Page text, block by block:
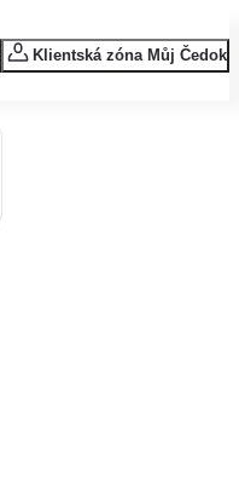
Klientská zóna Můj Čedok